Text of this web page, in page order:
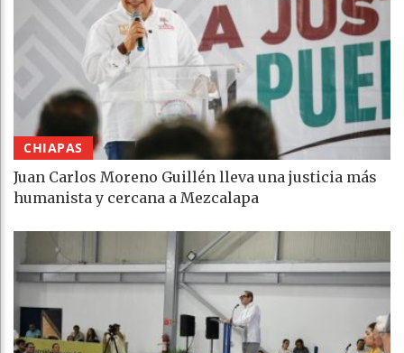
CHIAPAS
Juan Carlos Moreno Guillén lleva una justicia más
humanista y cercana a Mezcalapa